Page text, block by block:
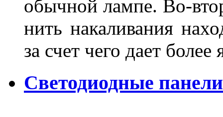
обычной лампе. Во-
нить накаливания
за счет чего дает
Светодиодные